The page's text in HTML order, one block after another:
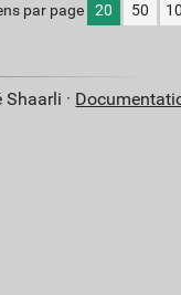
par page 20 50
·